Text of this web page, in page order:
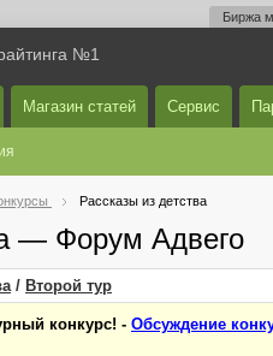
Биржа
№1
Магазин статей Сервис
Рассказы из детства
— Форум Адвего
/ Второй тур
конкурс! - Обсуждение